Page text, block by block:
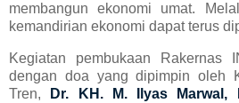
membangun ekonomi umat.
kemandirian ekonomi dapat terus
Kegiatan pembukaan Rakernas
dengan doa yang dipimpin oleh
Tren,
Dr. KH. M. Ilyas Marwal,